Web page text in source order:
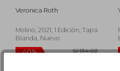
55%
dcto.
Veronica Roth
Molino, 2021, 1 Edición, Tapa
Blanda, Nuevo